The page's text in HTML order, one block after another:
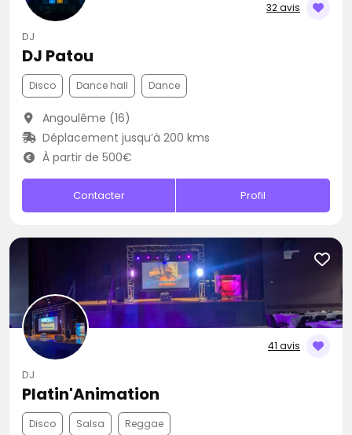
32 avis
DJ
DJ Patou
Disco Dance hall Dance
Angoulême (16)
Déplacement jusqu’à 200 kms
À partir de 500€
Contacter Profil
41 avis
DJ
Platin'Animation
Disco Salsa Reggae